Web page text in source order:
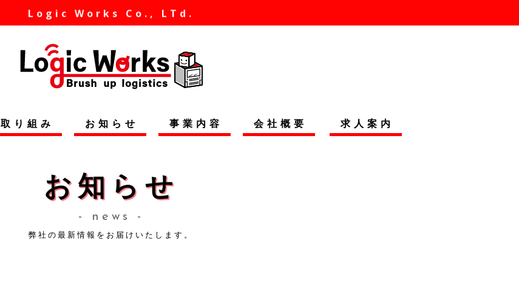
Logic Works Co., LTd.
取り組み お知らせ 事業内容 会社概要 求人案内
お知らせ
- news -
弊社の最新情報をお届けいたします。